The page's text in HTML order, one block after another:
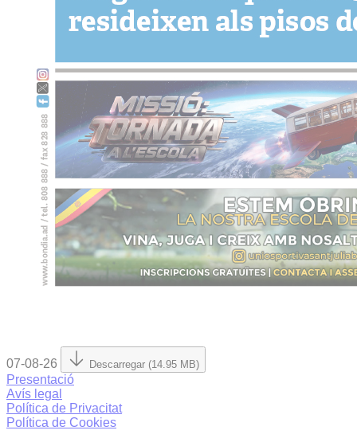
07-08-26 Descarregar (14.95 MB)
Presentació
Avís legal
Política de Privacitat
Política de Cookies